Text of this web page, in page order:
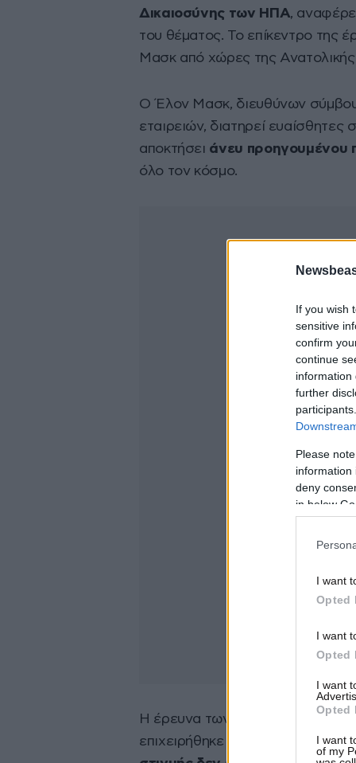
If you wish
sensitive
confirm
continue
information
further
Please
information
deny
in below
I want
Opted
I want
Opted
I want
Opted
I want
of my
Δικαιοσύνης των ΗΠΑ,
του θέματος. Το επίκεντρο της
Μασκ από χώρες της
Ο Έλον Μασκ, διευθύνων
εταιρειών, διατηρεί ευαίσθητες
αποκτήσει άνευ προηγουμένου
όλο τον κόσμο.
Η έρευνα των αμερικανικών
επιχειρήθηκε άσκηση